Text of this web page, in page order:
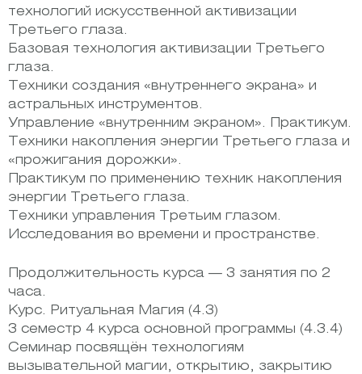
технологий искусственной активизации
Третьего глаза.
Базовая технология активизации Третьего
глаза.
Техники создания «внутреннего экрана» и
астральных инструментов.
Управление «внутренним экраном». Практикум.
Техники накопления энергии Третьего глаза и
«прожигания дорожки».
Практикум по применению техник накопления
энергии Третьего глаза.
Техники управления Третьим глазом.
Исследования во времени и пространстве.
Продолжительность курса — 3 занятия по 2
часа.
Курс. Ритуальная Магия (4.3)
3 семестр 4 курса основной программы (4.3.4)
Семинар посвящён технологиям
вызывательной магии, открытию, закрытию